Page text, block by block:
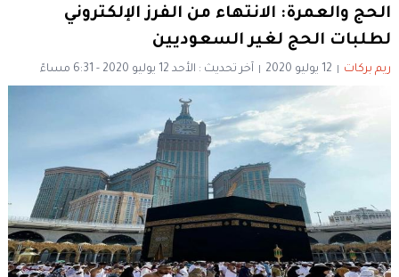
الحج والعمرة: الانتهاء من الفرز الإلكتروني
لطلبات الحج لغير السعوديين
ريم بركات 12 يوليو 2020 آخر تحديث : الأحد 12 يوليو 2020 - 6:31 مساءً